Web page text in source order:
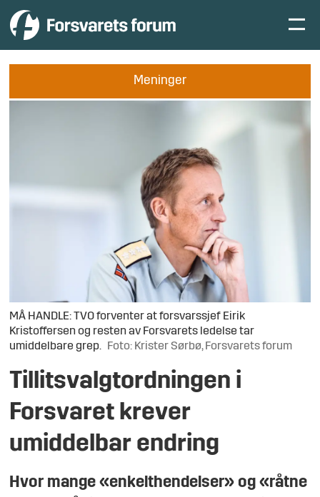
Meninger
MÅ HANDLE: TVO forventer at forsvarssjef Eirik
Kristoffersen og resten av Forsvarets ledelse tar
umiddelbare grep.
Foto: Krister Sørbø, Forsvarets forum
Tillitsvalgtordningen i
Forsvaret krever
umiddelbar endring
Hvor mange «enkelthendelser» og «råtne